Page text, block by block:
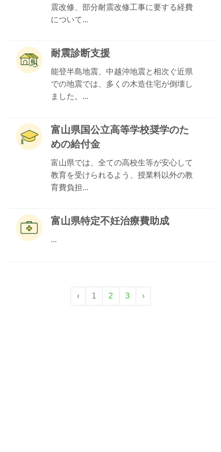
震改修、部分耐震改修工事に要する経費
について...
耐震診断支援
能登半島地震、中越沖地震と相次ぐ近県
での地震では、多くの木造住宅が倒壊し
ました。...
富山県国公立高等学校奨学のた
めの給付金
富山県では、全ての高校生等が安心して
教育を受けられるよう、授業料以外の教
育費負担...
富山県特定不妊治療費助成
...
‹ 1 2 3 ›